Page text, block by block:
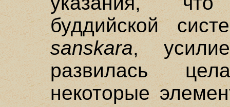
буддийской
sanskara,
развилась
некоторые